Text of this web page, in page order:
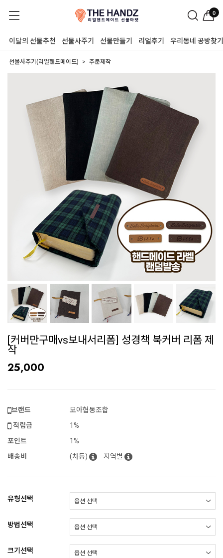
0
이달의 선물추천 선물사주기 선물만들기 리얼후기 우리동네 공방찾기
선물사주기(리얼핸드메이드) 주문제작
[커버만구매vs보내서리폼] 성경책 북커버 리폼 제
작
25,000
브랜드
모아협동조합
적립금
1%
포인트
1%
배송비
(차등) 지역별
유형선택
방법선택
크기선택